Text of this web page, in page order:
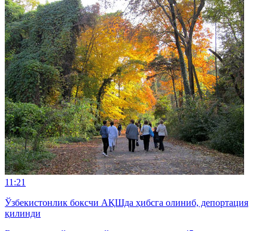
11:21
Ўзбекистонлик боксчи АҚШда ҳибсга олиниб, депортация
қилинди